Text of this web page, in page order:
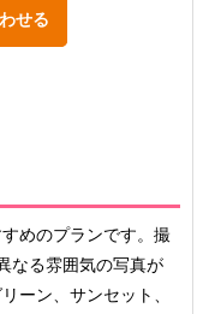
せる
めのプランです。撮
なる雰囲気の写真が
ーン、サンセット、